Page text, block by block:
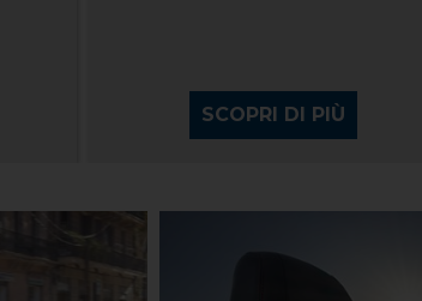
SCOPRI DI PIÙ